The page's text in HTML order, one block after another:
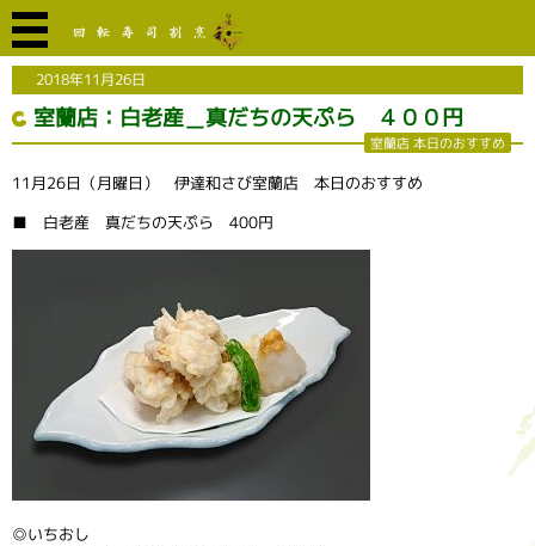
2018年11月26日
室蘭店：白老産＿真だちの天ぷら ４００円
室蘭店 本日のおすすめ
11月26日（月曜日） 伊達和さび室蘭店 本日のおすすめ
■ 白老産 真だちの天ぷら 400円
◎いちおし